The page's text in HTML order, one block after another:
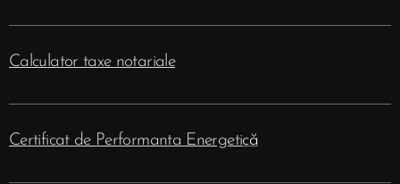
Calculator taxe notariale
Certificat de Performanta Energetică